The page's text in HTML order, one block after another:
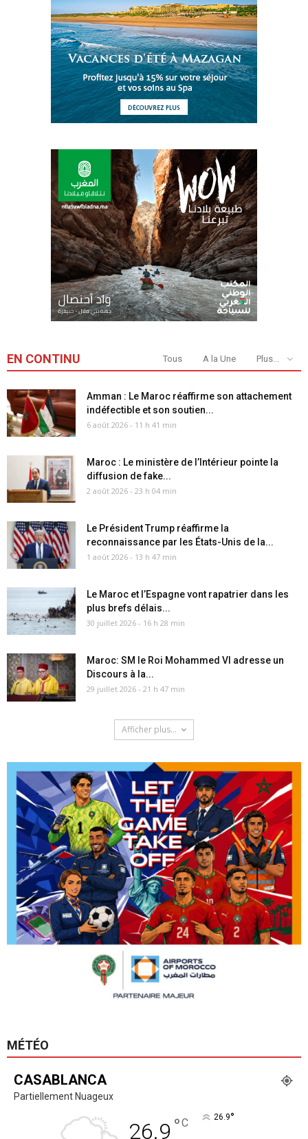
EN CONTINU Tous A la Une Plus...
Amman : Le Maroc réaffirme son attachement
indéfectible et son soutien...
6 août 2026 - 11 h 41 min
Maroc : Le ministère de l’Intérieur pointe la
diffusion de fake...
2 août 2026 - 23 h 04 min
Le Président Trump réaffirme la
reconnaissance par les États-Unis de la...
1 août 2026 - 13 h 47 min
Le Maroc et l’Espagne vont rapatrier dans les
plus brefs délais...
30 juillet 2026 - 16 h 28 min
Maroc: SM le Roi Mohammed VI adresse un
Discours à la...
29 juillet 2026 - 21 h 47 min
Afficher plus...
MÉTÉO
CASABLANCA
Partiellement Nuageux
26.9 °C 26.9°